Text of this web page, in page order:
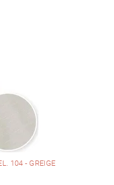
104 - GREIGE